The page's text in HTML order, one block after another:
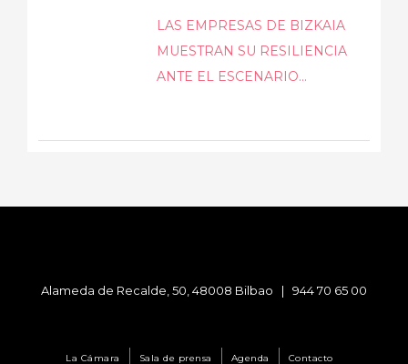
LAS EMPRESAS DE BIZKAIA
MUESTRAN SU RESILIENCIA
ANTE EL ESCENARIO...
Alameda de Recalde, 50, 48008 Bilbao | 944 70 65 00
La Cámara Sala de prensa Agenda Contacto